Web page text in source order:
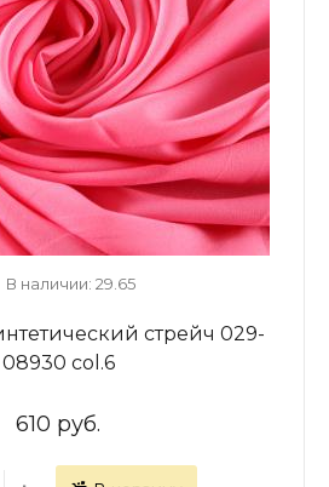
В наличии: 29.65
стрейч 029-
08930 col.6
610 руб.